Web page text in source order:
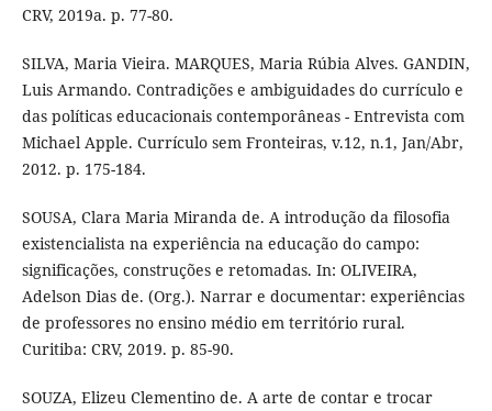
CRV, 2019a. p. 77-80.
SILVA, Maria Vieira. MARQUES, Maria Rúbia Alves. GANDIN,
Luis Armando. Contradições e ambiguidades do currículo e
das políticas educacionais contemporâneas - Entrevista com
Michael Apple. Currículo sem Fronteiras, v.12, n.1, Jan/Abr,
2012. p. 175-184.
SOUSA, Clara Maria Miranda de. A introdução da filosofia
existencialista na experiência na educação do campo:
significações, construções e retomadas. In: OLIVEIRA,
Adelson Dias de. (Org.). Narrar e documentar: experiências
de professores no ensino médio em território rural.
Curitiba: CRV, 2019. p. 85-90.
SOUZA, Elizeu Clementino de. A arte de contar e trocar